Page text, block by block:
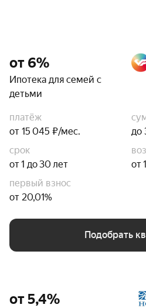
от 6%
Ипотека для семей с
детьми
платёж
от 15 045 ₽/мес.
до
срок
от 1 до 30 лет
от
первый взнос
от 20,01%
Подобрать
от 5,4%